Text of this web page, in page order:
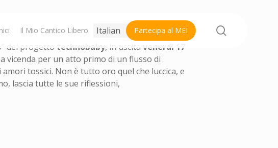
Il Mio Cantico Libero Partecipa al MEI
del progetto technobaby, in uscita venerdì 17
vicenda per un atto primo di un flusso di
tossici. Non è tutto oro quel che luccica, e
lascia tutte le sue riflessioni,